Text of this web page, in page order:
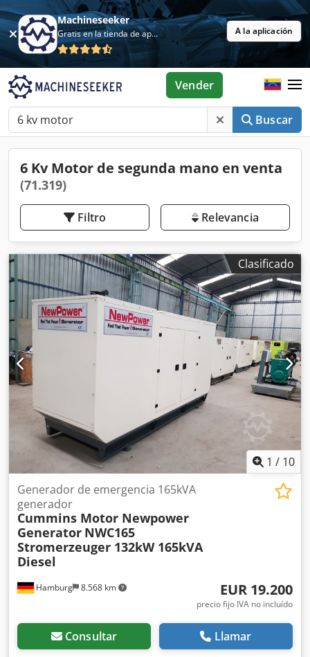
Machineseeker
Gratis en la tienda de aplicaciones A la aplicación
Buscar
Vender
6 Kv Motor de segunda mano en venta
(71.319)
Filtro Relevancia
Clasificado
1 / 10
Hamburg 8.568 km
Generador de emergencia 165kVA
generador
Cummins Motor Newpower
Generator NWC165
Stromerzeuger 132kW 165kVA
Diesel
EUR 19.200
precio fijo IVA no incluído
Consultar Llamar